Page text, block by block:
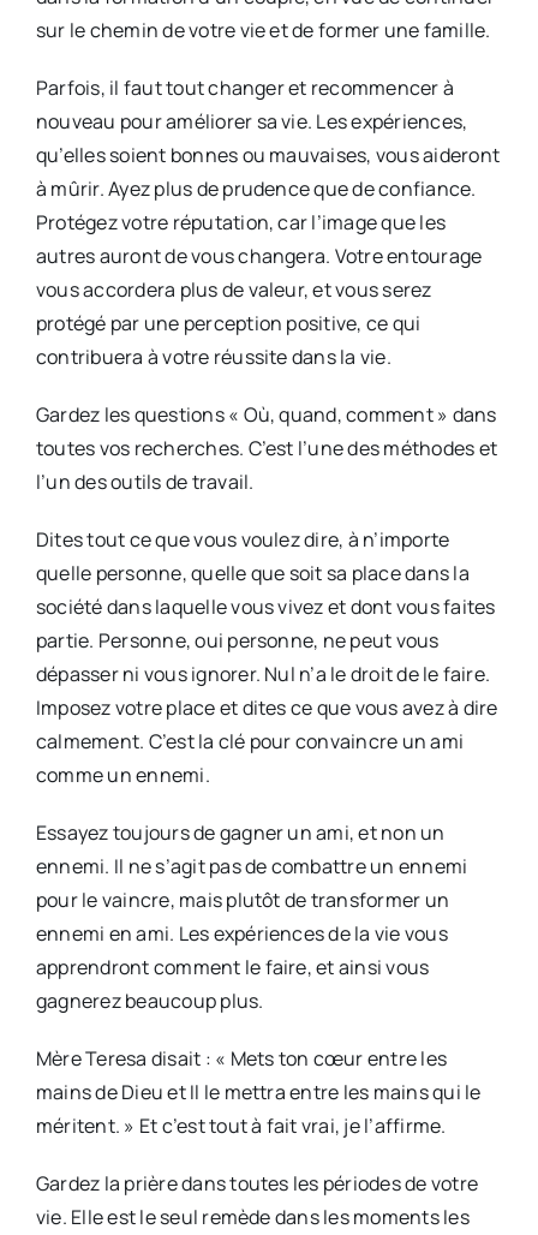
sur le chemin de votre vie et de former une famille.
Parfois, il faut tout changer et recommencer à
nouveau pour améliorer sa vie. Les expériences,
qu’elles soient bonnes ou mauvaises, vous aideront
à mûrir. Ayez plus de prudence que de confiance.
Protégez votre réputation, car l’image que les
autres auront de vous changera. Votre entourage
vous accordera plus de valeur, et vous serez
protégé par une perception positive, ce qui
contribuera à votre réussite dans la vie.
Gardez les questions « Où, quand, comment » dans
toutes vos recherches. C’est l’une des méthodes et
l’un des outils de travail.
Dites tout ce que vous voulez dire, à n’importe
quelle personne, quelle que soit sa place dans la
société dans laquelle vous vivez et dont vous faites
partie. Personne, oui personne, ne peut vous
dépasser ni vous ignorer. Nul n’a le droit de le faire.
Imposez votre place et dites ce que vous avez à dire
calmement. C’est la clé pour convaincre un ami
comme un ennemi.
Essayez toujours de gagner un ami, et non un
ennemi. Il ne s’agit pas de combattre un ennemi
pour le vaincre, mais plutôt de transformer un
ennemi en ami. Les expériences de la vie vous
apprendront comment le faire, et ainsi vous
gagnerez beaucoup plus.
Mère Teresa disait : « Mets ton cœur entre les
mains de Dieu et Il le mettra entre les mains qui le
méritent. » Et c’est tout à fait vrai, je l’affirme.
Gardez la prière dans toutes les périodes de votre
vie. Elle est le seul remède dans les moments les